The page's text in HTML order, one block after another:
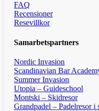
FAQ
Recensioner
Resevillkor
Samarbetspartners
Nordic Invasion
Scandinavian Bar
Summer Invasion
Utopia – Guideschool
Montski – Skidresor
Grandpadel – Padelresor i